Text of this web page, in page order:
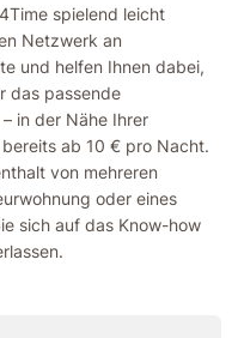
spielend leicht
Netzwerk an
und helfen Ihnen dabei,
das passende
in der Nähe Ihrer
ab 10 € pro Nacht.
von mehreren
oder eines
sich auf das Know-how